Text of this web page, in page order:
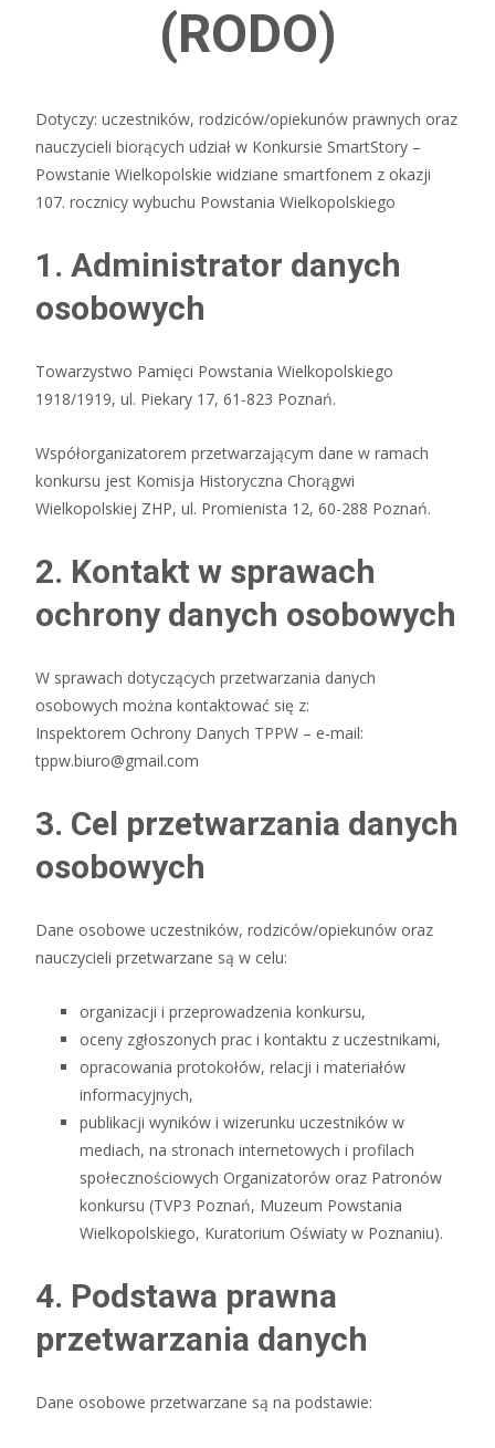
(RODO)
Dotyczy: uczestników, rodziców/opiekunów prawnych oraz
nauczycieli biorących udział w Konkursie SmartStory –
Powstanie Wielkopolskie widziane smartfonem z okazji
107. rocznicy wybuchu Powstania Wielkopolskiego
1. Administrator danych
osobowych
Towarzystwo Pamięci Powstania Wielkopolskiego
1918/1919, ul. Piekary 17, 61-823 Poznań.
Współorganizatorem przetwarzającym dane w ramach
konkursu jest Komisja Historyczna Chorągwi
Wielkopolskiej ZHP, ul. Promienista 12, 60-288 Poznań.
2. Kontakt w sprawach
ochrony danych osobowych
W sprawach dotyczących przetwarzania danych
osobowych można kontaktować się z:
Inspektorem Ochrony Danych TPPW – e-mail:
tppw.biuro@gmail.com
3. Cel przetwarzania danych
osobowych
Dane osobowe uczestników, rodziców/opiekunów oraz
nauczycieli przetwarzane są w celu:
organizacji i przeprowadzenia konkursu,
oceny zgłoszonych prac i kontaktu z uczestnikami,
opracowania protokołów, relacji i materiałów
informacyjnych,
publikacji wyników i wizerunku uczestników w
mediach, na stronach internetowych i profilach
społecznościowych Organizatorów oraz Patronów
konkursu (TVP3 Poznań, Muzeum Powstania
Wielkopolskiego, Kuratorium Oświaty w Poznaniu).
4. Podstawa prawna
przetwarzania danych
Dane osobowe przetwarzane są na podstawie: